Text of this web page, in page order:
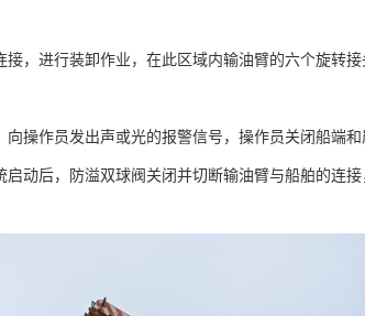
进行装卸作业，在此区域内输油臂的六个旋转接
作员发出声或光的报警信号，操作员关闭船端和
动后，防溢双球阀关闭并切断输油臂与船舶的连